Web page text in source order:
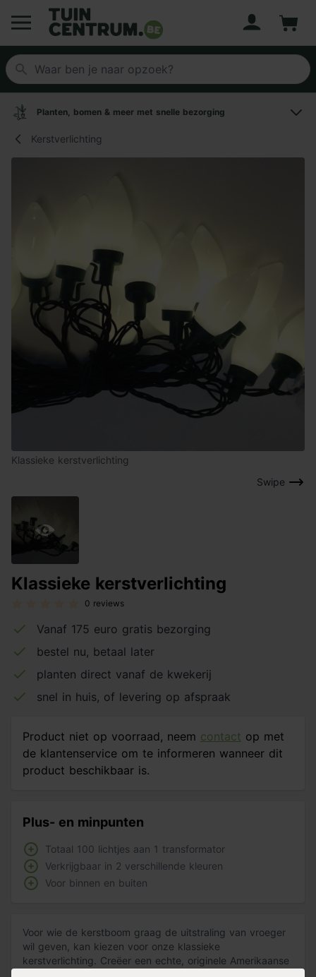
Logo Tuincentrum.be
Planten, bomen & meer met snelle bezorging
Kerstverlichting
Swipe
Klassieke kerstverlichting
Klassieke kerstverlichting
0 reviews
Vanaf 175 euro gratis bezorging
bestel nu, betaal later
planten direct vanaf de kwekerij
snel in huis, of levering op afspraak
Product niet op voorraad, neem contact op met
de klantenservice om te informeren wanneer dit
product beschikbaar is.
Plus- en minpunten
Totaal 100 lichtjes aan 1 transformator
Verkrijgbaar in 2 verschillende kleuren
Voor binnen en buiten
Voor wie de kerstboom graag de uitstraling van vroeger
wil geven, kan kiezen voor onze klassieke
kerstverlichting. Creëer een echte, originele Amerikaanse